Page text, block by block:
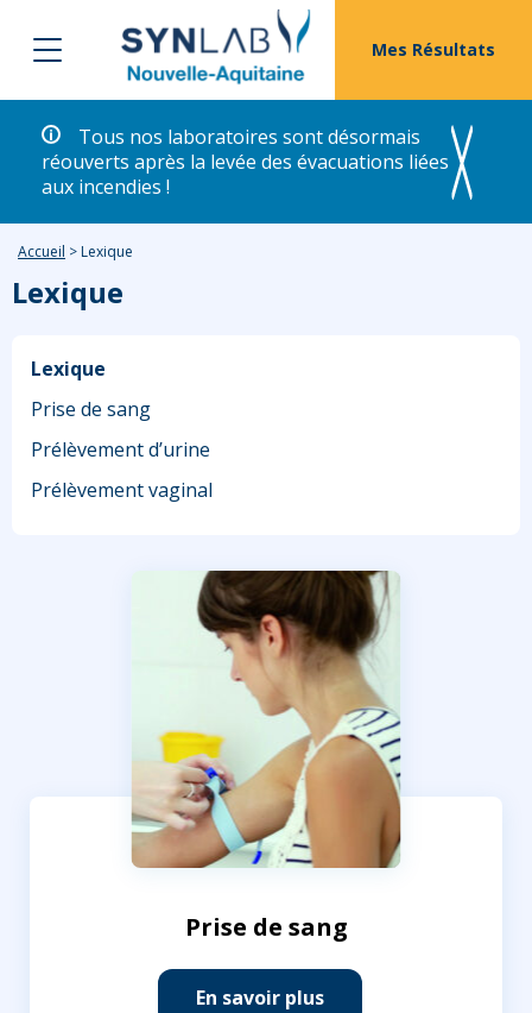
Mes Résultats
Tous nos laboratoires sont désormais
réouverts après la levée des évacuations liées
aux incendies !
Accueil > Lexique
Lexique
Lexique
Prise de sang
Prélèvement d’urine
Prélèvement vaginal
Prise de sang
En savoir plus